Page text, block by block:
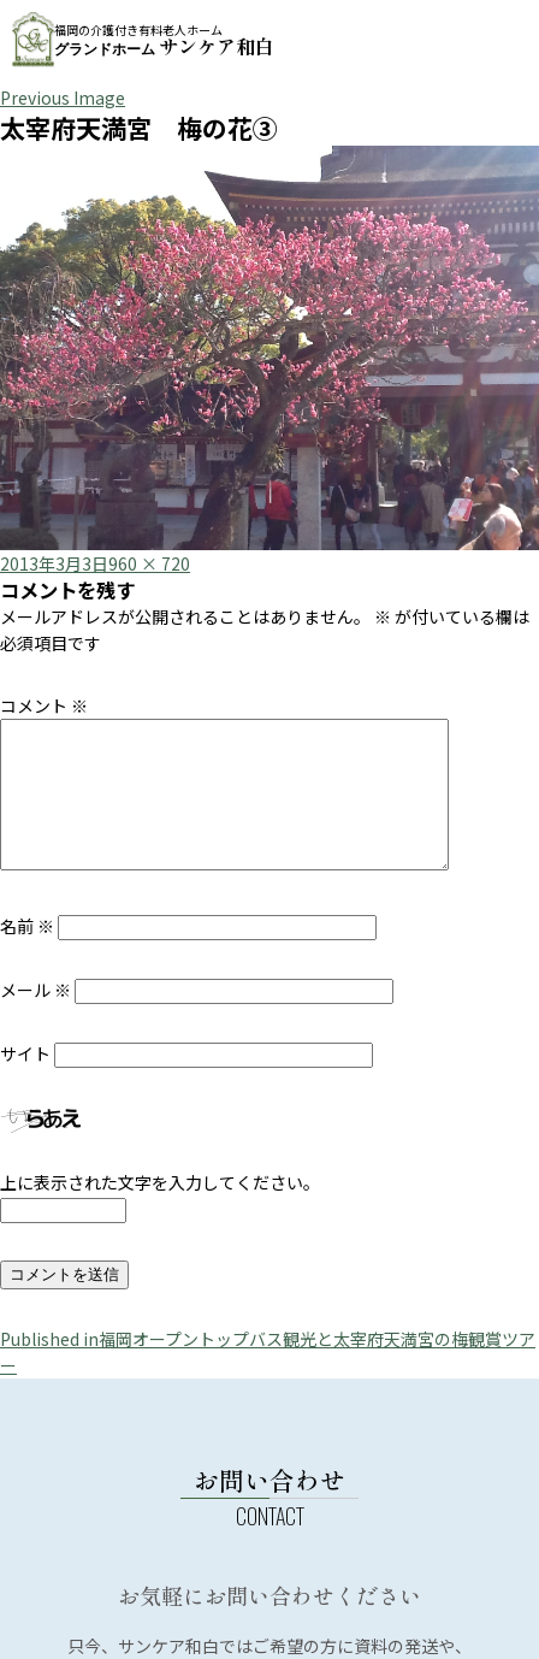
福岡の介護付き有料老人ホーム
グランドホーム サンケア和白
Previous Image
太宰府天満宮 梅の花③
Posted
on
2013年3月3日Full
size
960 × 720
コメントを残す
メールアドレスが公開されることはありません。 ※ が付いている欄は
必須項目です
コメント ※
名前 ※
メール ※
サイト
上に表示された文字を入力してください。
投
稿
Published in福岡オープントップバス観光と太宰府天満宮の梅観賞ツア
ー
お問い合わせ
お気軽にお問い合わせください
只今、サンケア和白ではご希望の方に資料の発送や、